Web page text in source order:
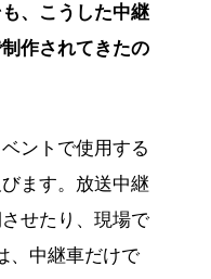
、こうした中継
作されてきたの
ントで使用する
ます。放送中継
せたり、現場で
、中継車だけで